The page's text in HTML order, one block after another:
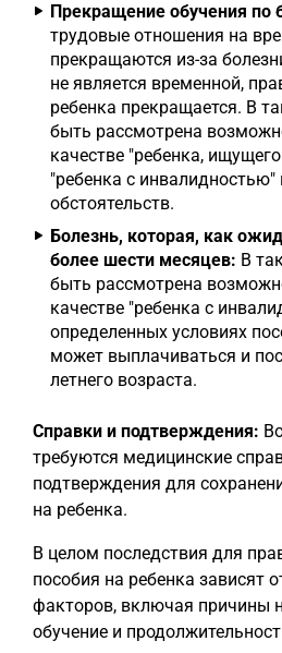
Прекращение обучения по
трудовые отношения на
прекращаются из-за
не является временной,
ребенка прекращается. В
быть рассмотрена
качестве "ребенка,
"ребенка с инвалидностью"
обстоятельств.
Болезнь, которая, как
более шести месяцев: В
быть рассмотрена
качестве "ребенка с
определенных условиях
может выплачиваться и
летнего возраста.
Справки и подтверждения:
требуются медицинские
подтверждения для
на ребенка.
В целом последствия для
пособия на ребенка зависят
факторов, включая причины
обучение и